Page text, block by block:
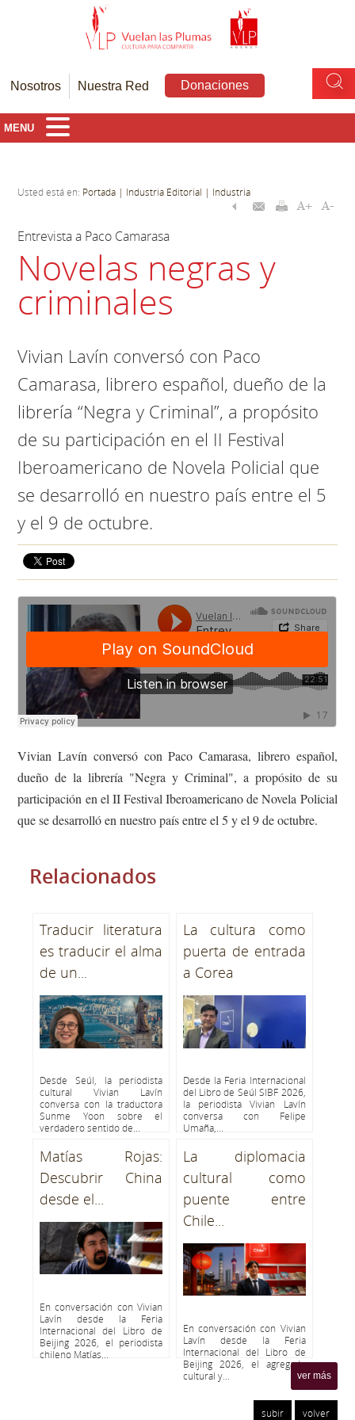
Nosotros Nuestra Red Donaciones
MENU
Usted está en: Portada | Industria Editorial | Industria
Entrevista a Paco Camarasa
Novelas negras y
criminales
Vivian Lavín conversó con Paco
Camarasa, librero español, dueño de la
librería “Negra y Criminal”, a propósito
de su participación en el II Festival
Iberoamericano de Novela Policial que
se desarrolló en nuestro país entre el 5
y el 9 de octubre.
Vivian Lavín conversó con Paco Camarasa, librero español,
dueño de la librería "Negra y Criminal", a propósito de su
participación en el II Festival Iberoamericano de Novela Policial
que se desarrolló en nuestro país entre el 5 y el 9 de octubre.
Relacionados
Traducir literatura
es traducir el alma
de un...
Desde Seúl, la periodista
cultural Vivian Lavín
conversa con la traductora
Sunme Yoon sobre el
verdadero sentido de...
La cultura como
puerta de entrada
a Corea
Desde la Feria Internacional
del Libro de Seúl SIBF 2026,
la periodista Vivian Lavín
conversa con Felipe
Umaña,...
Matías Rojas:
Descubrir China
desde el...
En conversación con Vivian
Lavín desde la Feria
Internacional del Libro de
Beijing 2026, el periodista
chileno Matías...
La diplomacia
cultural como
puente entre
Chile...
En conversación con Vivian
Lavín desde la Feria
Internacional del Libro de
Beijing 2026, el agregado
cultural y...
ver más
subir volver